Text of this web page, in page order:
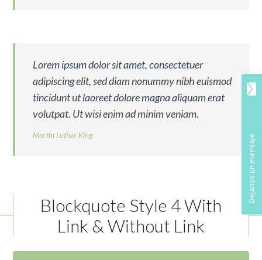
Lorem ipsum dolor sit amet, consectetuer
adipiscing elit, sed diam nonummy nibh euismod
tincidunt ut laoreet dolore magna aliquam erat
volutpat. Ut wisi enim ad minim veniam.
Martin Luther King
Blockquote Style 4 With
Link & Without Link